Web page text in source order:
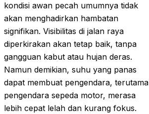
kondisi awan pecah umumnya tidak
akan menghadirkan hambatan
signifikan. Visibilitas di jalan raya
diperkirakan akan tetap baik, tanpa
gangguan kabut atau hujan deras.
Namun demikian, suhu yang panas
dapat membuat pengendara, terutama
pengendara sepeda motor, merasa
lebih cepat lelah dan kurang fokus.